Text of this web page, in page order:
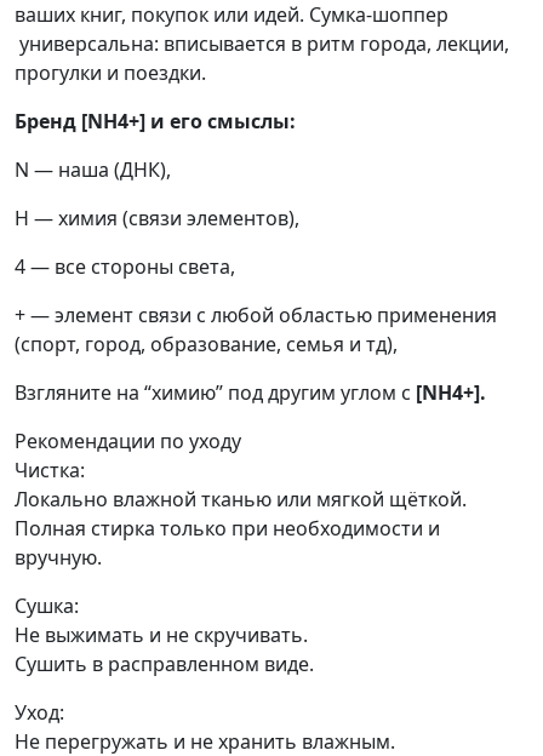
ваших книг, покупок или идей. Сумка-шоппер
универсальна: вписывается в ритм города, лекции,
прогулки и поездки.
Бренд [NH4+] и его смыслы:
N — наша (ДНК),
H — химия (связи элементов),
4 — все стороны света,
+ — элемент связи с любой областью применения
(спорт, город, образование, семья и тд),
Взгляните на “химию” под другим углом с [NH4+].
Рекомендации по уходу
Чистка:
Локально влажной тканью или мягкой щёткой.
Полная стирка только при необходимости и
вручную.
Сушка:
Не выжимать и не скручивать.
Сушить в расправленном виде.
Уход:
Не перегружать и не хранить влажным.